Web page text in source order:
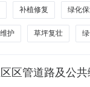
补植修复 绿化
护 草坪复壮
区管道路及公